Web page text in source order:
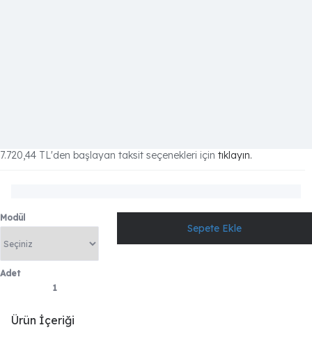
7.720,44 TL'den başlayan taksit seçenekleri için tıklayın.
Modül
Adet
Ürün İçeriği